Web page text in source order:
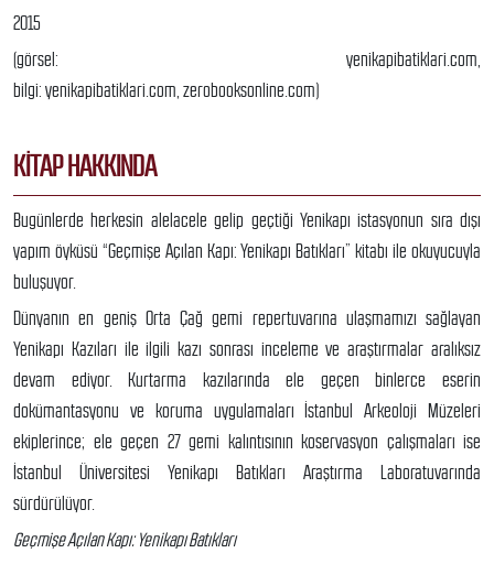
2015
(görsel: yenikapibatiklari.com,
bilgi: yenikapibatiklari.com, zerobooksonline.com)
KITAP HAKKINDA
Bugünlerde herkesin alelacele gelip geçtiği Yenikapı istasyonun sıra dışı
yapım öyküsü “Geçmişe Açılan Kapı: Yenikapı Batıkları” kitabı ile okuyucuyla
buluşuyor.
Dünyanın en geniş Orta Çağ gemi repertuvarına ulaşmamızı sağlayan
Yenikapı Kazıları ile ilgili kazı sonrası inceleme ve araştırmalar aralıksız
devam ediyor. Kurtarma kazılarında ele geçen binlerce eserin
dokümantasyonu ve koruma uygulamaları İstanbul Arkeoloji Müzeleri
ekiplerince; ele geçen 27 gemi kalıntısının koservasyon çalışmaları ise
İstanbul Üniversitesi Yenikapı Batıkları Araştırma Laboratuvarında
sürdürülüyor.
Geçmişe Açılan Kapı: Yenikapı Batıkları